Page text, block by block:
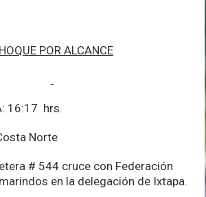
POR ALCANCE
16:17 hrs.
Norte
# 544 cruce con Federación
en la delegación de Ixtapa.